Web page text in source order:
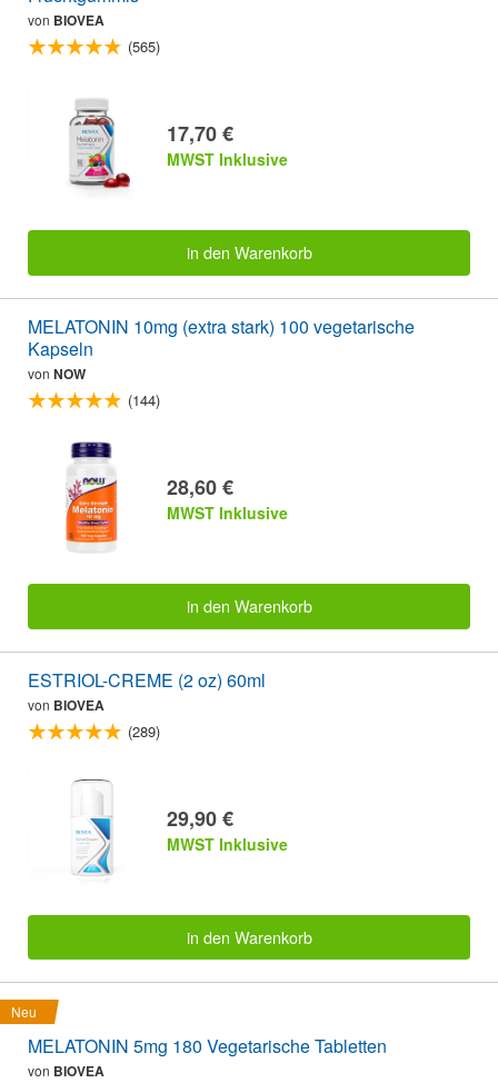
von BIOVEA
(565)
17,70 €
MWST Inklusive
in den Warenkorb
MELATONIN 10mg (extra stark) 100 vegetarische
Kapseln
von NOW
(144)
28,60 €
MWST Inklusive
in den Warenkorb
ESTRIOL-CREME (2 oz) 60ml
von BIOVEA
(289)
29,90 €
MWST Inklusive
in den Warenkorb
Neu
MELATONIN 5mg 180 Vegetarische Tabletten
von BIOVEA